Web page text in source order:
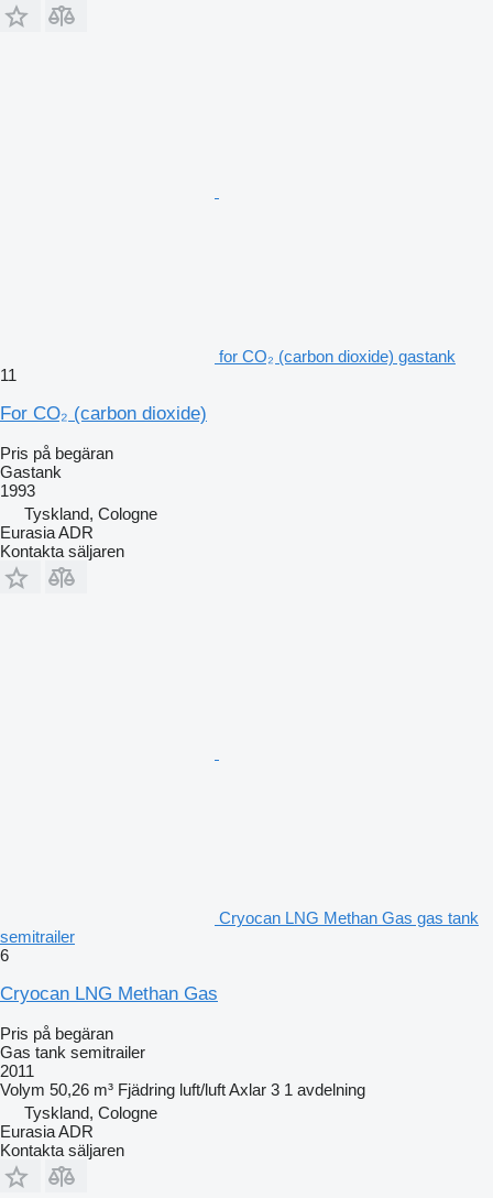
for CO₂ (carbon dioxide) gastank
11
For CO₂ (carbon dioxide)
Pris på begäran
Gastank
1993
Tyskland, Cologne
Eurasia ADR
Kontakta säljaren
Cryocan LNG Methan Gas gas tank
semitrailer
6
Cryocan LNG Methan Gas
Pris på begäran
Gas tank semitrailer
2011
Volym 50,26 m³ Fjädring luft/luftAxlar 3 1 avdelning
Tyskland, Cologne
Eurasia ADR
Kontakta säljaren